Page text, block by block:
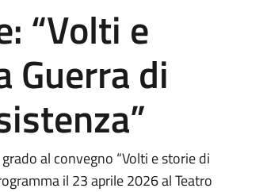
“Volti e
di
al convegno “Volti e storie di
il 23 aprile 2026 al Teatro